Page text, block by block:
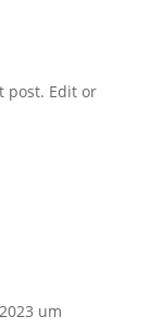
post. Edit or
um